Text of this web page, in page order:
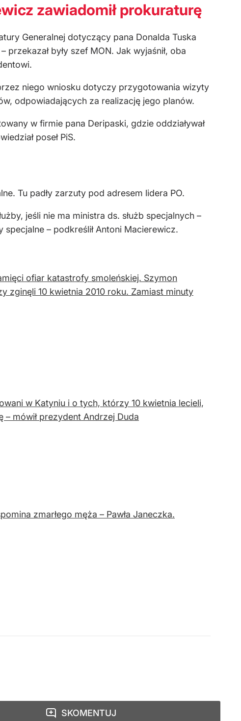
zawiadomił prokuraturę
Generalnej dotyczący pana Donalda Tuska
były szef MON. Jak wyjaśnił, oba
niego wniosku dotyczy przygotowania wizyty
odpowiadających za realizację jego planów.
w firmie pana Deripaski, gdzie oddziaływał
poseł PiS.
Tu padły zarzuty pod adresem lidera PO.
jeśli nie ma ministra ds. służb specjalnych –
– podkreślił Antoni Macierewicz.
ofiar katastrofy smoleńskiej. Szymon
zginęli 10 kwietnia 2010 roku. Zamiast minuty
w Katyniu i o tych, którzy 10 kwietnia lecieli,
mówił prezydent Andrzej Duda
zmarłego męża – Pawła Janeczka.
SKOMENTUJ